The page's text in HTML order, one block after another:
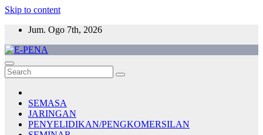
Skip to content
Jum. Ogo 7th, 2026
E-PENA
Berita Digital Terkini
SEMASA
JARINGAN
PENYELIDIKAN/PENGKOMERSILAN